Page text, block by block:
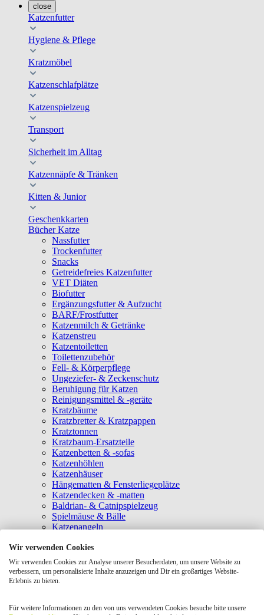
close
Katzenfutter
Hygiene & Pflege
Kratzmöbel
Katzenschlafplätze
Katzenspielzeug
Transport
Sicherheit im Alltag
Katzennäpfe & Tränken
Kitten & Junior
Geschenkkarten
Bücher Katze
Nassfutter
Trockenfutter
Snacks
Getreidefreies Katzenfutter
VET Diäten
Biofutter
Ergänzungsfutter & Aufzucht
BARF/Frostfutter
Katzenmilch & Getränke
Katzenstreu
Katzentoiletten
Toilettenzubehör
Fell- & Körperpflege
Ungeziefer- & Zeckenschutz
Beruhigung für Katzen
Reinigungsmittel & -geräte
Kratzbäume
Kratzbretter & Kratzpappen
Kratztonnen
Kratzbaum-Ersatzteile
Katzenbetten & -sofas
Katzenhöhlen
Katzenhäuser
Hängematten & Fensterliegeplätze
Katzendecken & -matten
Baldrian- & Catnipspielzeug
Spielmäuse & Bälle
Katzenangeln
Laserpointer & Elektrospielzeug
Katzentunnel
Clicker & Target Sticks für Katzen
Weiteres Katzenspielzeug
Tragetaschen
Wir verwenden Cookies
Wir verwenden Cookies zur Analyse unserer Besucherdaten, um unsere Website zu
verbessern, um personalisierte Inhalte anzuzeigen und Dir ein großartiges Website-
Erlebnis zu bieten.
Für weitere Informationen zu den von uns verwendeten Cookies besuche bitte unsere